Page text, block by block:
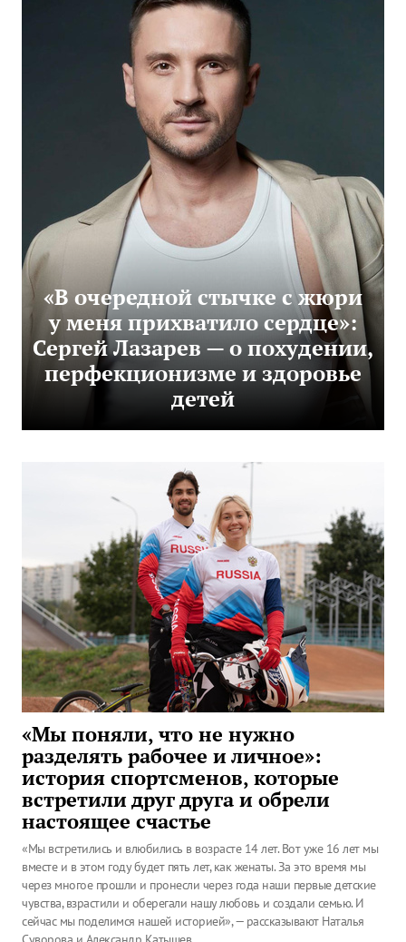
«В очередной стычке с жюри
у меня прихватило сердце»:
Сергей Лазарев — о похудении,
перфекционизме и здоровье
детей
«Мы поняли, что не нужно
разделять рабочее и личное»:
история спортсменов, которые
встретили друг друга и обрели
настоящее счастье
«Мы встретились и влюбились в возрасте 14 лет. Вот уже 16 лет мы
вместе и в этом году будет пять лет, как женаты. За это время мы
через многое прошли и пронесли через года наши первые детские
чувства, взрастили и оберегали нашу любовь и создали семью. И
сейчас мы поделимся нашей историей», — рассказывают Наталья